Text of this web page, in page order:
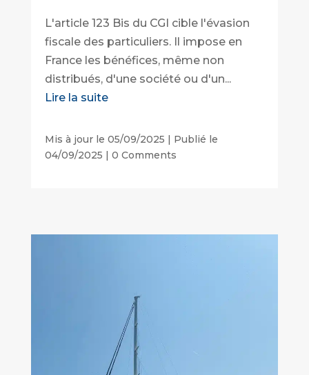
L'article 123 Bis du CGI cible l'évasion
fiscale des particuliers. Il impose en
France les bénéfices, même non
distribués, d'une société ou d'un...
Lire la suite
Mis à jour le 05/09/2025 | Publié le
04/09/2025 | 0 Comments